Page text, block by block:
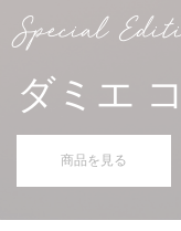
Special
ダミエ
商品を見る